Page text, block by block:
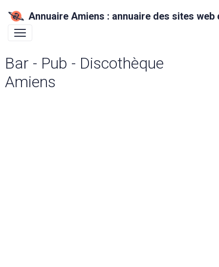
Annuaire Amiens : annuaire des sites
Bar - Pub - Discothèque
Amiens